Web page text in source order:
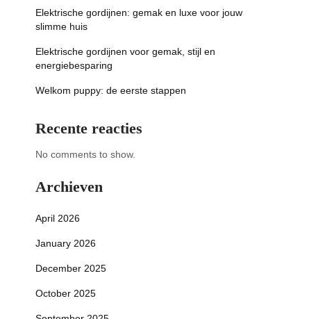
Elektrische gordijnen: gemak en luxe voor jouw
slimme huis
Elektrische gordijnen voor gemak, stijl en
energiebesparing
Welkom puppy: de eerste stappen
Recente reacties
No comments to show.
Archieven
April 2026
January 2026
December 2025
October 2025